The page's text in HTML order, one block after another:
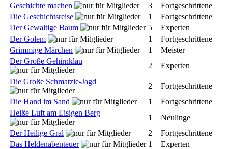
Geschichte machen
3
Fortgeschrittene
Die Geschichtsreise
1
Fortgeschrittene
Der Gewaltige Baum
5
Experten
Der Golem
1
Fortgeschrittene
Grimmige Märchen
1
Meister
Der Große Gehirnklau
2
Experten
Die Große Schmatzie-Jagd
2
Fortgeschrittene
Die Hand im Sand
1
Fortgeschrittene
Heiße Luft am Eisigen Berg
1
Neulinge
Der Heilige Gral
2
Fortgeschrittene
Das Heldenabenteuer
1
Experten